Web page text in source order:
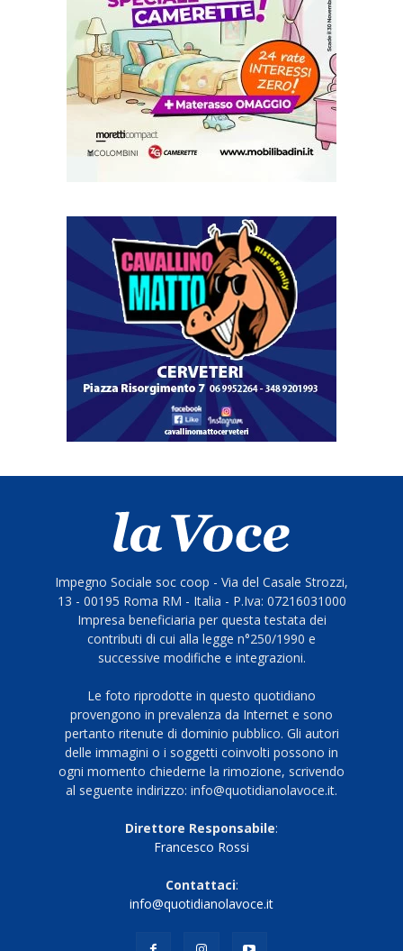
Impegno Sociale soc coop - Via del Casale Strozzi,
13 - 00195 Roma RM - Italia - P.Iva: 07216031000
Impresa beneficiaria per questa testata dei
contributi di cui alla legge n°250/1990 e
successive modifiche e integrazioni.
Le foto riprodotte in questo quotidiano
provengono in prevalenza da Internet e sono
pertanto ritenute di dominio pubblico. Gli autori
delle immagini o i soggetti coinvolti possono in
ogni momento chiederne la rimozione, scrivendo
al seguente indirizzo: info@quotidianolavoce.it.
Direttore Responsabile:
Francesco Rossi
Contattaci:
info@quotidianolavoce.it